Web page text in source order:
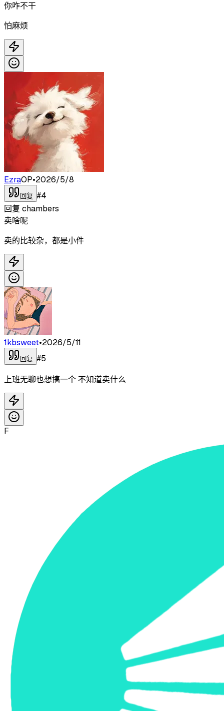
你咋不干
怕麻烦
EzraOP•2026/5/8
回复 #4
回复 chambers
卖啥呢
卖的比较杂，都是小件
1kbsweet•2026/5/11
回复 #5
上班无聊也想搞一个 不知道卖什么
F